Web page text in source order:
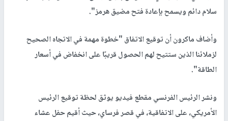
سلام دائم ويسمح بإعادة فتح مضيق هرمز".
وأضاف ماكرون أن توقيع الاتفاق "خطوة مهمة في الاتجاه الصحيح
لزملائنا الذين ستتيح لهم الحصول قريبًا على انخفاض في أسعار
الطاقة".
ونشر الرئيس الفرنسي مقطع فيديو يوثق لحظة توقيع الرئيس
الأمريكي، على الاتفاقية، في قصر فرساي، حيث أقيم حفل عشاء